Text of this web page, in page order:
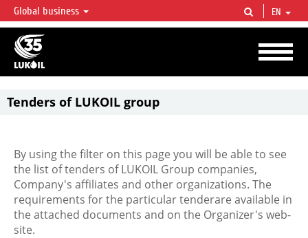
LUKOIL OVERVIEW
LUKOIL is one of the largest oil & gas vertical integrated companies in the world
accounting for over 2% of crude production and circa 1% of proved hydrocarbon
reserves globally.
Global business EN
Tenders of LUKOIL group
By using the filter on this page you will be able to see
the list of tenders of LUKOIL Group companies,
Company's affiliates and other organizations. The
requirements for the particular tenderare available in
the attached documents and on the Organizer's web-
site.